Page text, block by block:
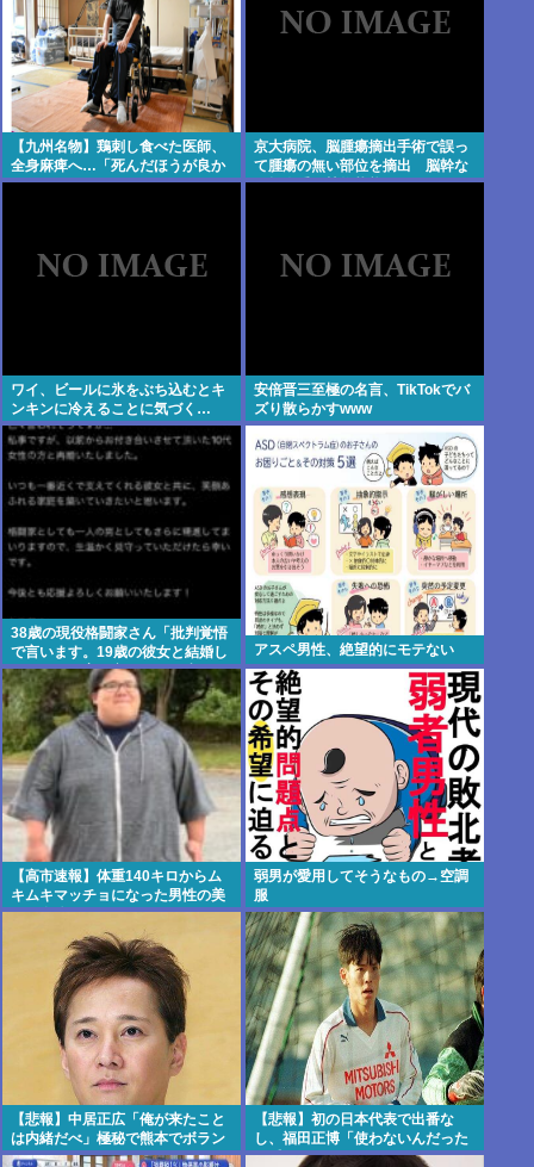
【九州名物】鶏刺し食べた医師、
全身麻痺へ…「死んだほうが良か
った」
京大病院、脳腫瘍摘出手術で誤っ
て腫瘍の無い部位を摘出 脳幹な
ど損傷受け植物状態に
ワイ、ビールに氷をぶち込むとキ
ンキンに冷えることに気づく…
安倍晋三至極の名言、TikTokでバ
ズり散らかすwww
38歳の現役格闘家さん「批判覚悟
で言います。19歳の彼女と結婚し
ました」→案の定オバサン達に見
つかり炎上
アスペ男性、絶望的にモテない
【高市速報】体重140キロからム
キムキマッチョになった男性の美
しい身体がコチラ！！！
弱男が愛用してそうなもの→空調
服
【悲報】中居正広「俺が来たこと
は内緒だべ」極秘で熊本でボラン
ティアをしていた
【悲報】初の日本代表で出番な
し、福田正博「使わないんだった
ら呼ぶな！」